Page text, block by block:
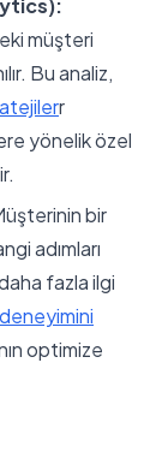
müşteri
Bu analiz,
r
yönelik özel
bir
adımları
fazla ilgi
optimize